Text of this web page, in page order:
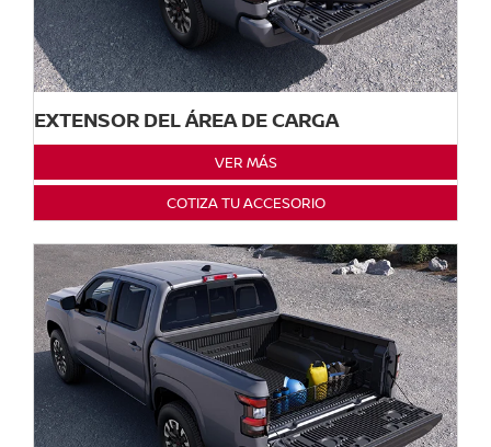
EXTENSOR DEL ÁREA DE CARGA
VER MÁS
COTIZA TU ACCESORIO